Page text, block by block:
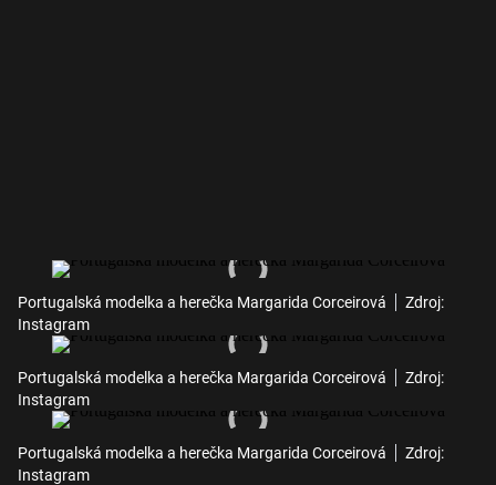
Portugalská modelka a herečka Margarida Corceirová
Zdroj:
Instagram
Portugalská modelka a herečka Margarida Corceirová
Zdroj:
Instagram
Portugalská modelka a herečka Margarida Corceirová
Zdroj:
Instagram